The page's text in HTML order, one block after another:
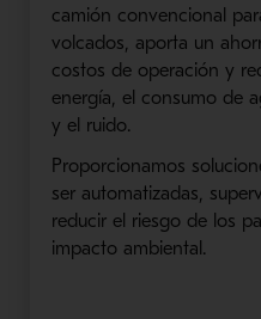
camión convencional
volcados, aporta un
costos de operación y
energía, el consumo de
y el ruido.
Proporcionamos
ser automatizadas,
reducir el riesgo de los
impacto ambiental.